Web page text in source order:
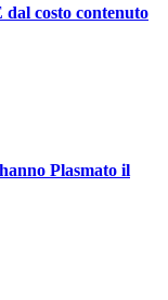
costo contenuto
Plasmato il